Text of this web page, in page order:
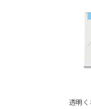
透明